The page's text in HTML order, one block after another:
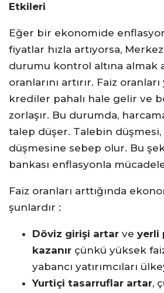
Etkileri
Eğer bir ekonomide
fiyatlar hızla artıyorsa,
durumu kontrol altına almak
oranlarını artırır. Faiz
krediler pahalı hale gelir ve
zorlaşır. Bu durumda,
talep düşer. Talebin düşmesi,
düşmesine sebep olur. Bu
bankası enflasyonla
Faiz oranları arttığında
şunlardır :
Döviz girişi artar ve yerli
kazanır çünkü yüksek
yabancı yatırımcıları
Yurtiçi tasarruflar artar,